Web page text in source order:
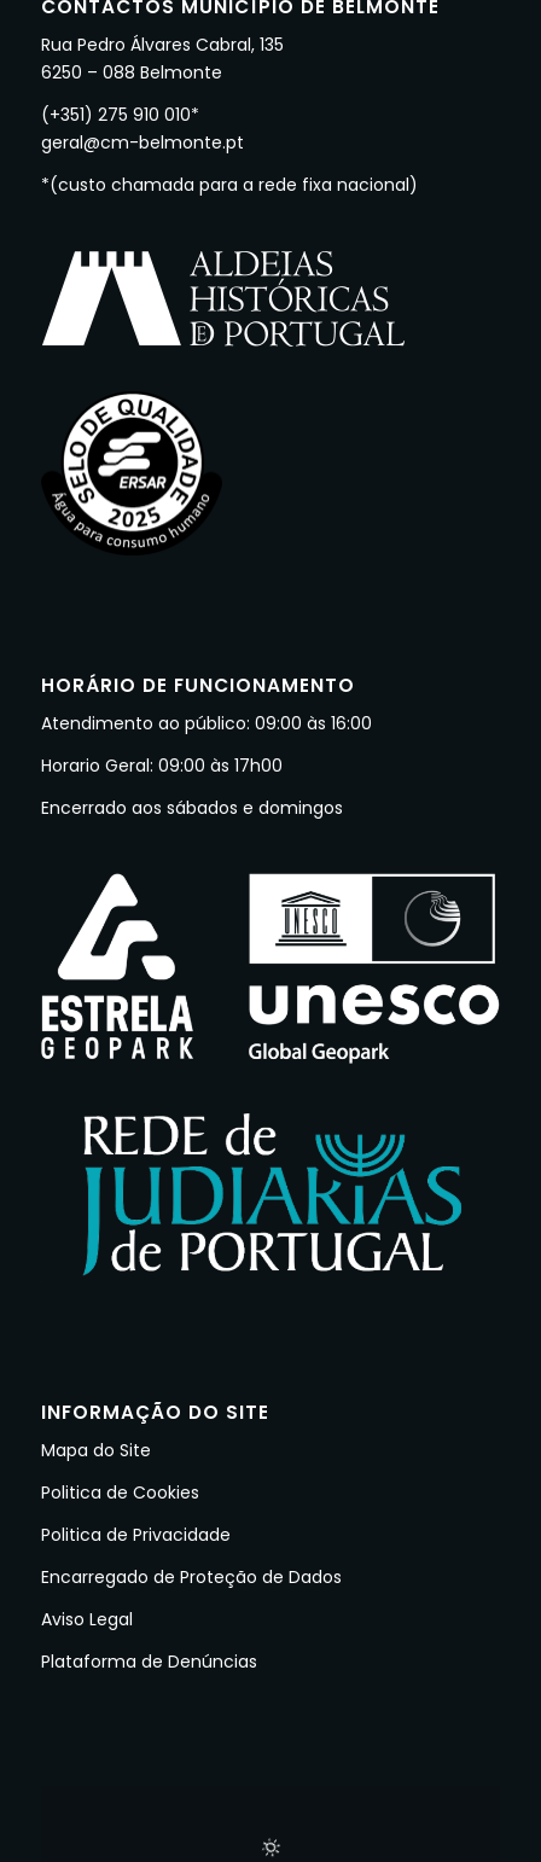
CONTACTOS MUNICÍPIO DE BELMONTE
Rua Pedro Álvares Cabral, 135
6250 – 088 Belmonte
(+351) 275 910 010*
geral@cm-belmonte.pt
*(custo chamada para a rede fixa nacional)
HORÁRIO DE FUNCIONAMENTO
Atendimento ao público: 09:00 às 16:00
Horario Geral: 09:00 às 17h00
Encerrado aos sábados e domingos
INFORMAÇÃO DO SITE
Mapa do Site
Politica de Cookies
Politica de Privacidade
Encarregado de Proteção de Dados
Aviso Legal
Plataforma de Denúncias